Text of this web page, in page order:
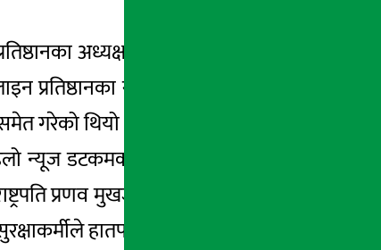
अध्यक्ष मोहन बास्तोलामाथि प्रहरीले
प्रतिष्ठानका सहसचिव सोभित थपलियाले
गरेको थियो ।
डटकमका कार्यकारी सम्पादक मोहन
प्रणव मुखर्जीको भ्रमणका क्रममा उनको
हातपात गर्दै उहाँलाई पक्राउ गरेका